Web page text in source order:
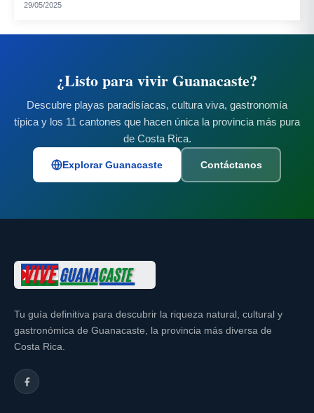
29/05/2025
¿Listo para vivir Guanacaste?
Descubre playas paradisíacas, cultura viva, gastronomía
típica y los 11 cantones que hacen única la provincia más pura
de Costa Rica.
Explorar Guanacaste Contáctanos
Tu guía definitiva para descubrir la riqueza natural, cultural y
gastronómica de Guanacaste, la provincia más diversa de
Costa Rica.